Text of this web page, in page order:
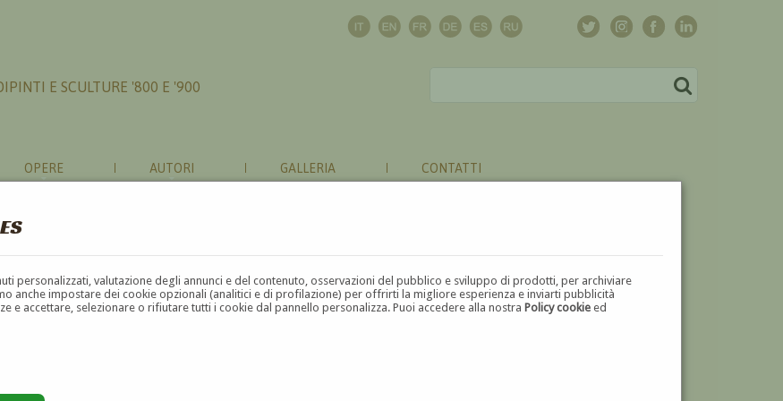
personalizzati, valutazione degli annunci e del contenuto, osservazioni del pubblico e sviluppo di prodotti, per archiviare
anche impostare dei cookie opzionali (analitici e di profilazione) per offrirti la migliore esperienza e inviarti pubblicità
e accettare, selezionare o rifiutare tutti i cookie dal pannello personalizza. Puoi accedere alla nostraPolicy cookie ed
E SCULTURE '800 E '900
OPERE AUTORI GALLERIA CONTATTI
H I J K L M N O P Q R S T U V W X Y Z ⬅